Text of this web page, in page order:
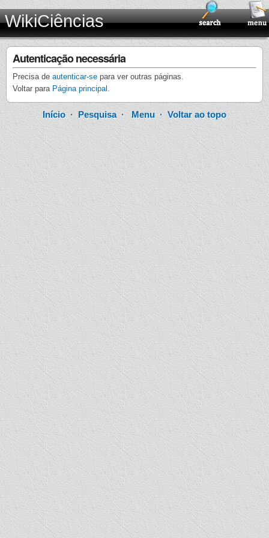
WikiCiências
Autenticação necessária
Precisa de autenticar-se para ver outras páginas.
Voltar para Página principal .
Início · Pesquisa·Menu ·Voltar ao topo